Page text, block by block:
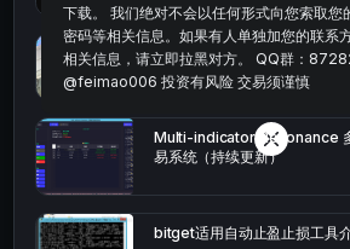
bybit安卓端
Multi-indicator Resonance
易系统（持续更新）
bitget适用自动止盈止损工具
下载。 我们绝对不会以任何形式向您索取您
密码等相关信息。如果有人单独加您的联系
相关信息，请立即拉黑对方。 QQ群：
@feimao006 投资有风险 交易须谨慎